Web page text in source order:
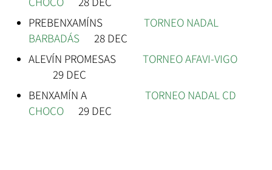
PREBENXAMÍNS TORNEO NADAL
BARBADÁS 28 DEC
ALEVÍN PROMESAS TORNEO AFAVI-VIGO
29 DEC
BENXAMÍN A TORNEO NADAL CD
CHOCO 29 DEC